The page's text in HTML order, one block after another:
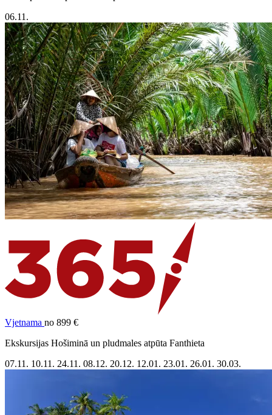
06.11.
Vjetnama no 899 €
Ekskursijas Hošiminā un pludmales atpūta Fanthieta
07.11. 10.11. 24.11. 08.12. 20.12. 12.01. 23.01. 26.01. 30.03.